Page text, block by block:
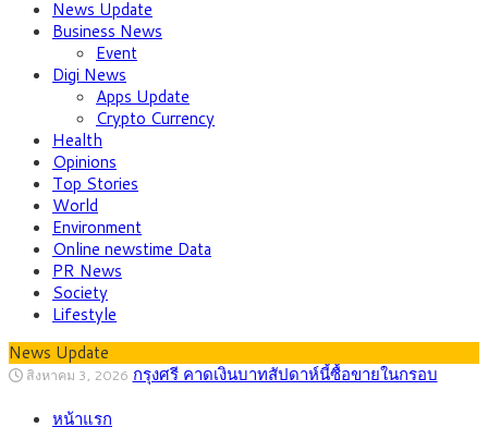
News Update
Business News
Event
Digi News
Apps Update
Crypto Currency
Health
Opinions
Top Stories
World
Environment
Online newstime Data
PR News
Society
Lifestyle
News Update
สิงหาคม 1, 2026 “เอกนิติ” เปิดเครื่องยนต์เศรษฐกิจใหม่ของไทย
ศักยภาพ
ติดลายการ์ตูน กรมศุลกากร เตือนผู้ปกครองเฝ้าระวัง หลังยึดล็อต
กรกฎาคม 27, 2026
หน้าแรก